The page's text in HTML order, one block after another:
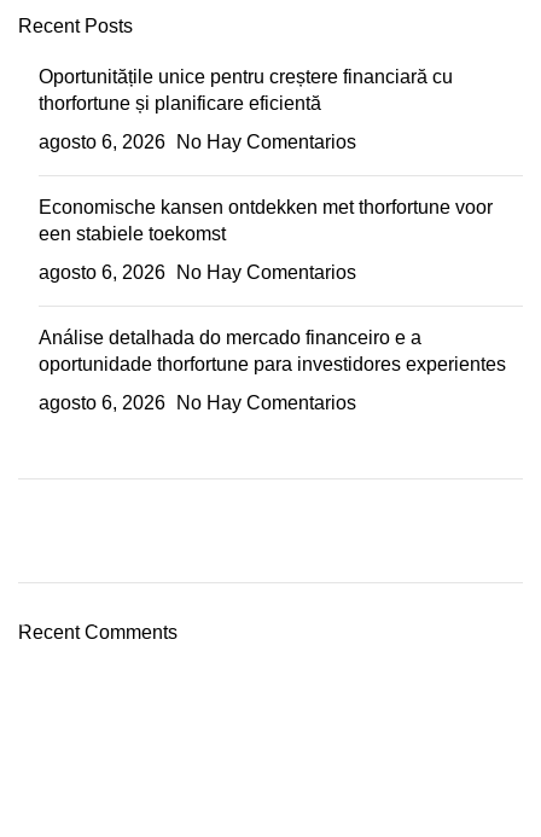
Recent Posts
Oportunitățile unice pentru creștere financiară cu
thorfortune și planificare eficientă
agosto 6, 2026
No Hay Comentarios
Economische kansen ontdekken met thorfortune voor
een stabiele toekomst
agosto 6, 2026
No Hay Comentarios
Análise detalhada do mercado financeiro e a
oportunidade thorfortune para investidores experientes
agosto 6, 2026
No Hay Comentarios
Recent Comments